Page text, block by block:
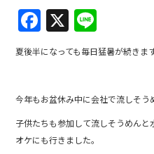
F
a
c
e
b
o
X
n
e
夏後半になっても毎日猛暑が続きま
今年もお盆休み中に会社で流しそう
子供たちも参加して流しそうめん
オケにも行きました。